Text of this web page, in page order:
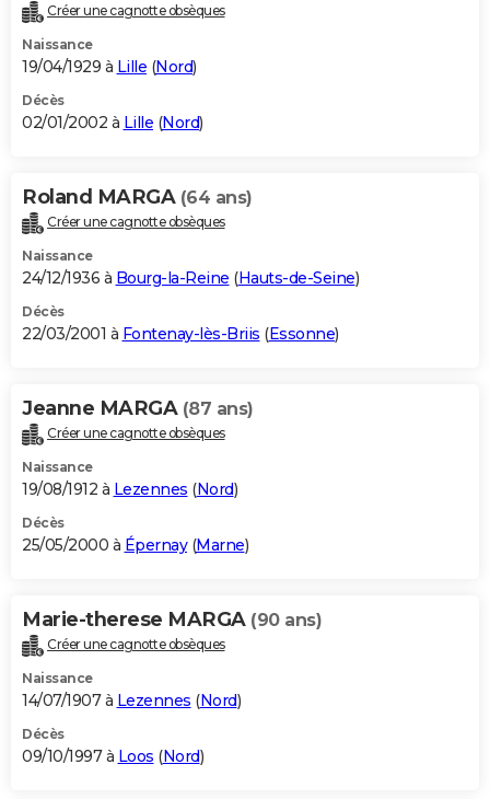
Créer une cagnotte obsèques
Naissance
19/04/1929 à Lille (Nord)
Décès
02/01/2002 à Lille (Nord)
Roland MARGA (64 ans)
Créer une cagnotte obsèques
Naissance
24/12/1936 à Bourg-la-Reine (Hauts-de-Seine)
Décès
22/03/2001 à Fontenay-lès-Briis (Essonne)
Jeanne MARGA (87 ans)
Créer une cagnotte obsèques
Naissance
19/08/1912 à Lezennes (Nord)
Décès
25/05/2000 à Épernay(Marne)
Marie-therese MARGA (90 ans)
Créer une cagnotte obsèques
Naissance
14/07/1907 à Lezennes (Nord)
Décès
09/10/1997 à Loos (Nord)